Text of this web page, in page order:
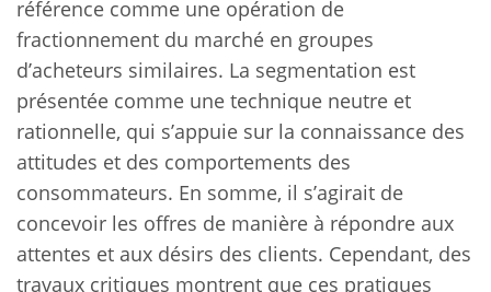
référence comme une opération de
fractionnement du marché en groupes
d’acheteurs similaires. La segmentation est
présentée comme une technique neutre et
rationnelle, qui s’appuie sur la connaissance des
attitudes et des comportements des
consommateurs. En somme, il s’agirait de
concevoir les offres de manière à répondre aux
attentes et aux désirs des clients. Cependant, des
travaux critiques montrent que ces pratiques